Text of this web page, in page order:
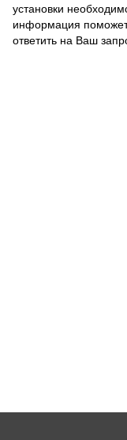
установки
информация
ответить на Ваш